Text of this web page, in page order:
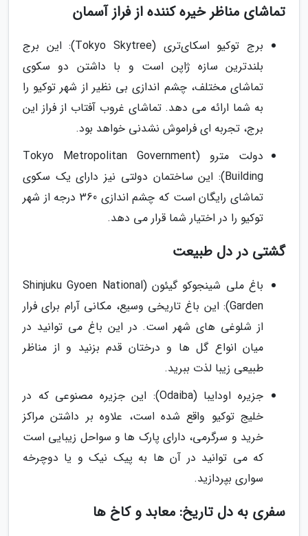
تماشای مناظر خیره کننده از فراز آسمان
برج توکیو اسکای‌تری (Tokyo Skytree): این برج
بلندترین سازه ژاپن است و با داشتن دو سکوی
تماشای مختلف، چشم اندازی بی نظیر از شهر توکیو را
به شما ارائه می دهد. تماشای غروب آفتاب از فراز این
برج، تجربه ای فراموش نشدنی خواهد بود.
دولت مترو (Tokyo Metropolitan Government
Building): این ساختمان دولتی نیز دارای یک سکوی
تماشای رایگان است که چشم اندازی 360 درجه از شهر
توکیو را در اختیار شما قرار می دهد.
گشتی در دل طبیعت
باغ ملی شینجوکو گیئون (Shinjuku Gyoen National
Garden): این باغ تاریخی وسیع، مکانی آرام برای فرار
از شلوغی های شهر است. در این باغ می توانید در
میان انواع گل ها و درختان قدم بزنید و از مناظر
طبیعی زیبا لذت ببرید.
جزیره اودایبا (Odaiba): این جزیره مصنوعی که در
خلیج توکیو واقع شده است، علاوه بر داشتن مراکز
خرید و سرگرمی، دارای پارک ها و سواحل زیبایی است
که می توانید در آن ها به پیک نیک و یا دوچرخه
سواری بپردازید.
سفری به دل تاریخ: معابد و کاخ ها